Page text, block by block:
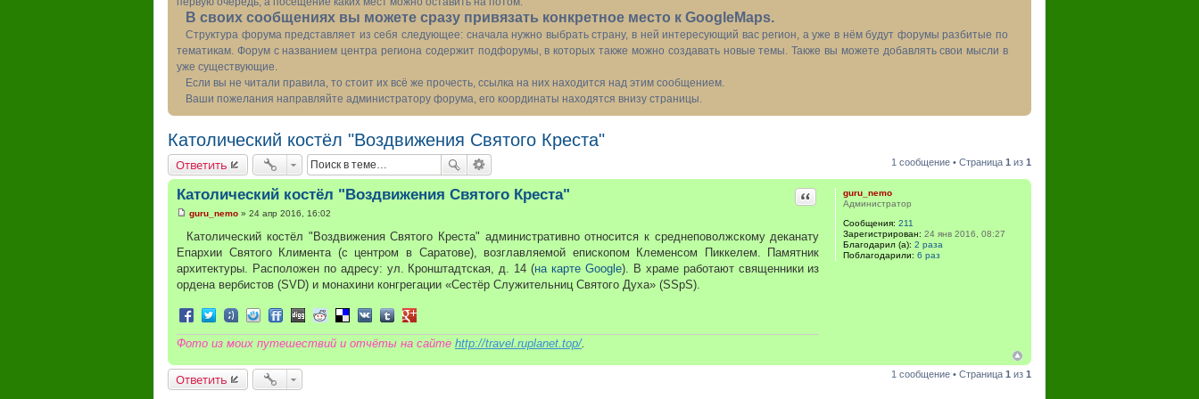
В своих сообщениях вы можете сразу привязать конкретное место к GoogleMaps.
Структура форума представляет из себя следующее: сначала нужно выбрать страну, в ней интересующий вас регион, а уже в нём будут форумы разбитые по
тематикам. Форум с названием центра региона содержит подфорумы, в которых также можно создавать новые темы. Также вы можете добавлять свои мысли в
уже существующие.
Если вы не читали правила, то стоит их всё же прочесть, ссылка на них находится над этим сообщением.
Ваши пожелания направляйте администратору форума, его координаты находятся внизу страницы.
Католический костёл "Воздвижения Святого Креста"
Ответить 1 сообщение • Страница 1 из 1
guru_nemo
Администратор
Сообщения: 211
Зарегистрирован: 24 янв 2016, 08:27
Благодарил (а): 2 раза
Поблагодарили: 6 раз
Католический костёл "Воздвижения Святого Креста" Цитата
С
о
о
б
е
н
е
guru_nemo » 24 апр 2016, 16:02
Католический костёл "Воздвижения Святого Креста" административно относится к среднеповолжскому деканату
Епархии Святого Климента (с центром в Саратове), возглавляемой епископом Клеменсом Пиккелем. Памятник
архитектуры. Расположен по адресу: ул. Кронштадтская, д. 14 (на карте Google). В храме работают священники из
ордена вербистов (SVD) и монахини конгрегации «Сестёр Служительниц Святого Духа» (SSpS).
Поделиться в Facebook
Поделиться в Twitter
Поделиться в Tuenti
Поделиться в Sonico
Поделиться в FriendFeed
Поделиться в Digg
Поделиться в Reddit
Поделиться в Delicious
Поделиться в VK
Поделиться в Tumblr
Поделиться в Google+
Фото из моих путешествий и отчёты на сайте http://travel.ruplanet.top/.
Ответить 1 сообщение • Страница 1 из 1